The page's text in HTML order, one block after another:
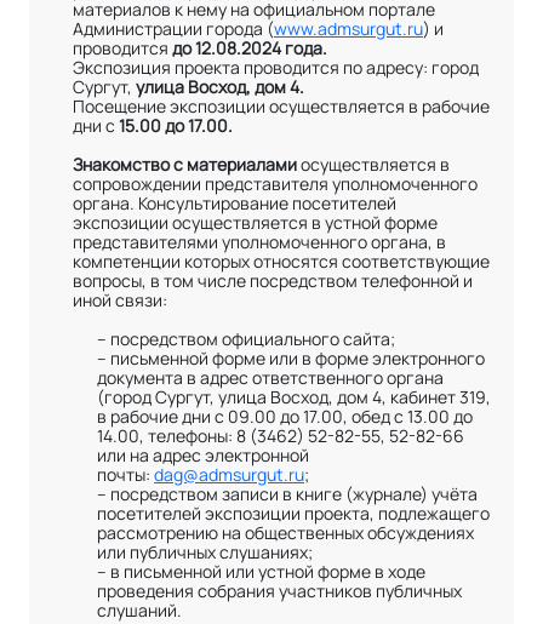
материалов к нему на официальном портале
Администрации города (www.admsurgut.ru) и
проводится до 12.08.2024 года.
Экспозиция проекта проводится по адресу: город
Сургут, улица Восход, дом 4.
Посещение экспозиции осуществляется в рабочие
дни с 15.00 до 17.00.
Знакомство с материаламиосуществляется в
сопровождении представителя уполномоченного
органа. Консультирование посетителей
экспозиции осуществляется в устной форме
представителями уполномоченного органа, в
компетенции которых относятся соответствующие
вопросы, в том числе посредством телефонной и
иной связи:
– посредством официального сайта;
– письменной форме или в форме электронного
документа в адрес ответственного органа
(город Сургут, улица Восход, дом 4, кабинет 319,
в рабочие дни с 09.00 до 17.00, обед с 13.00 до
14.00, телефоны: 8 (3462) 52-82-55, 52-82-66
или на адрес электронной
почты: dag@admsurgut.ru;
– посредством записи в книге (журнале) учёта
посетителей экспозиции проекта, подлежащего
рассмотрению на общественных обсуждениях
или публичных слушаниях;
– в письменной или устной форме в ходе
проведения собрания участников публичных
слушаний.